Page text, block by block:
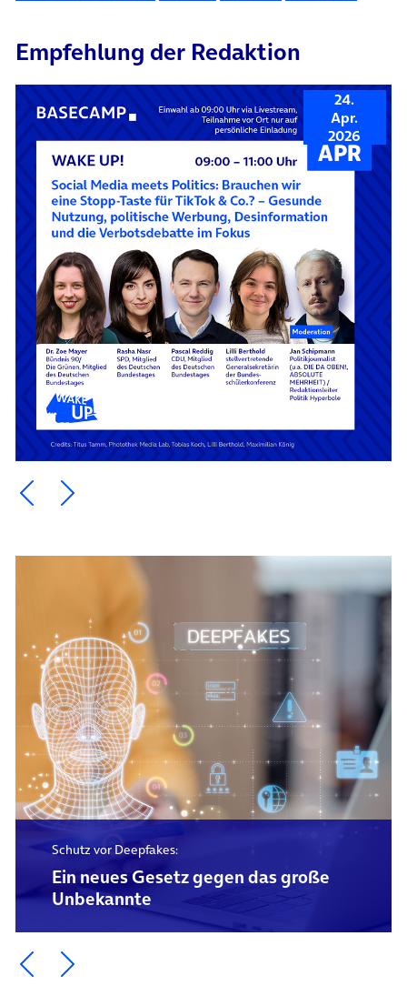
Empfehlung der Redaktion
24.
Apr.
2026
Ein Element zurück blättern
Ein Element weiter blättern
Schutz vor Deepfakes:
Ein neues Gesetz gegen das große
Unbekannte
Ein Element zurück blättern
Ein Element weiter blättern